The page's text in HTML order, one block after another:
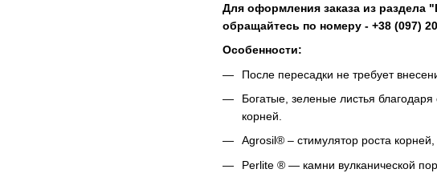
Для оформления заказа из раздела
обращайтесь по номеру - +38 (097)
Особенности:
После пересадки не требует
Богатые, зеленые листья
корней.
Agrosil® – стимулятор роста
Perlite ® — камни вулканической